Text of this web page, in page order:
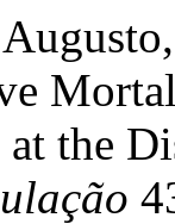
the